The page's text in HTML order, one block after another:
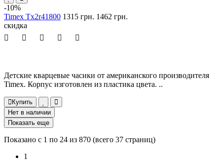
-10%
Timex Tx2r41800 1315 грн. 1462 грн.
скидка
Детские кварцевые часики от американского производителя
Timex. Корпус изготовлен из пластика цвета. ..
Купить
Нет в наличии
Показать еще
Показано с 1 по 24 из 870 (всего 37 страниц)
1